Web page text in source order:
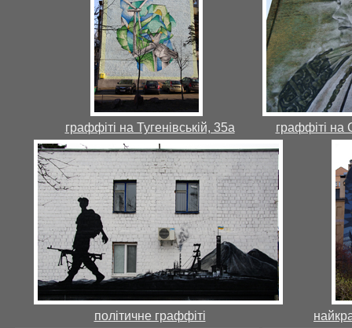
граффіті на Тугенівській, 35а граффіті на
політичне граффіті